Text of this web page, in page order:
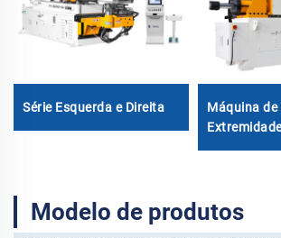
Série Esquerda e Direita
Máquina
Modelo de produtos